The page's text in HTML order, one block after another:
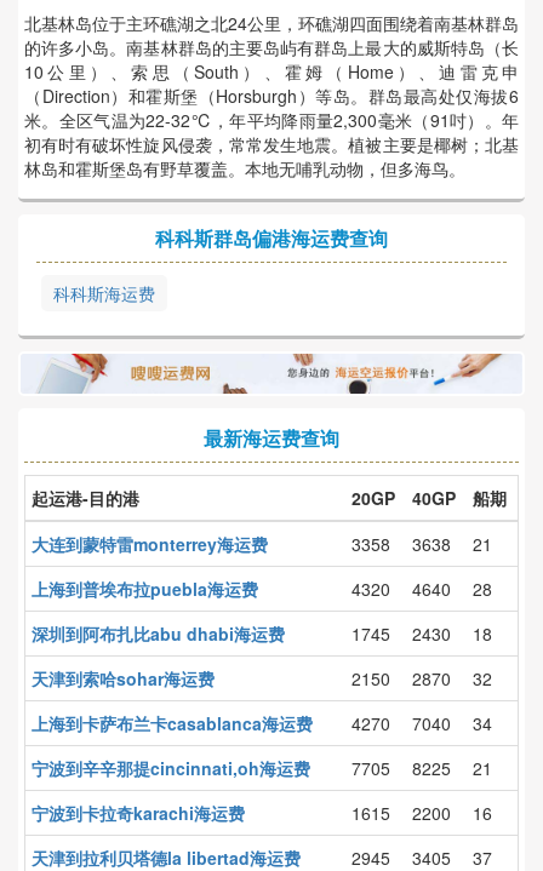
北基林岛位于主环礁湖之北24公里，环礁湖四面围绕着南基林群岛
的许多小岛。南基林群岛的主要岛屿有群岛上最大的威斯特岛（长
10公里）、索思（South）、霍姆（Home）、迪雷克申
（Direction）和霍斯堡（Horsburgh）等岛。群岛最高处仅海拔6
米。全区气温为22-32℃，年平均降雨量2,300毫米（91吋）。年
初有时有破坏性旋风侵袭，常常发生地震。植被主要是椰树；北基
林岛和霍斯堡岛有野草覆盖。本地无哺乳动物，但多海鸟。
科科斯群岛偏港海运费查询
科科斯海运费
最新海运费查询
起运港-目的港 20GP 40GP
船期
大连到蒙特雷monterrey海运费
3358 3638
21
上海到普埃布拉puebla海运费
4320 4640
28
深圳到阿布扎比abu dhabi海运费
1745 2430
18
天津到索哈sohar海运费
2150 2870
32
上海到卡萨布兰卡casablanca海运费
4270 7040
34
宁波到辛辛那提cincinnati,oh海运费
7705 8225
21
宁波到卡拉奇karachi海运费
1615 2200
16
天津到拉利贝塔德la libertad海运费
2945 3405
37